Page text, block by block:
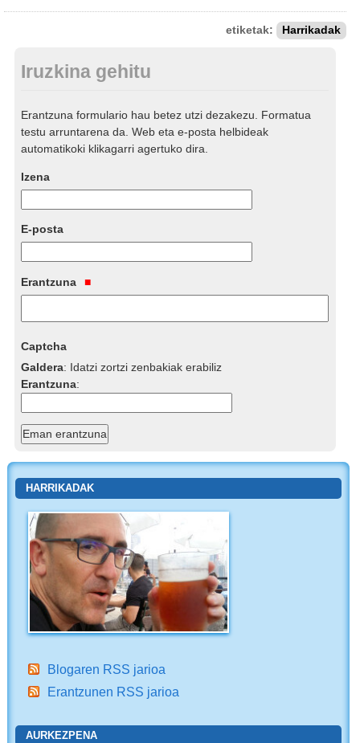
etiketak: Harrikadak
Iruzkina gehitu
Erantzuna formulario hau betez utzi dezakezu. Formatua
testu arruntarena da. Web eta e-posta helbideak
automatikoki klikagarri agertuko dira.
Izena
E-posta
Erantzuna
Captcha
Galdera: Idatzi zortzi zenbakiak erabiliz
Erantzuna:
HARRIKADAK
Blogaren RSS jarioa
Erantzunen RSS jarioa
AURKEZPENA